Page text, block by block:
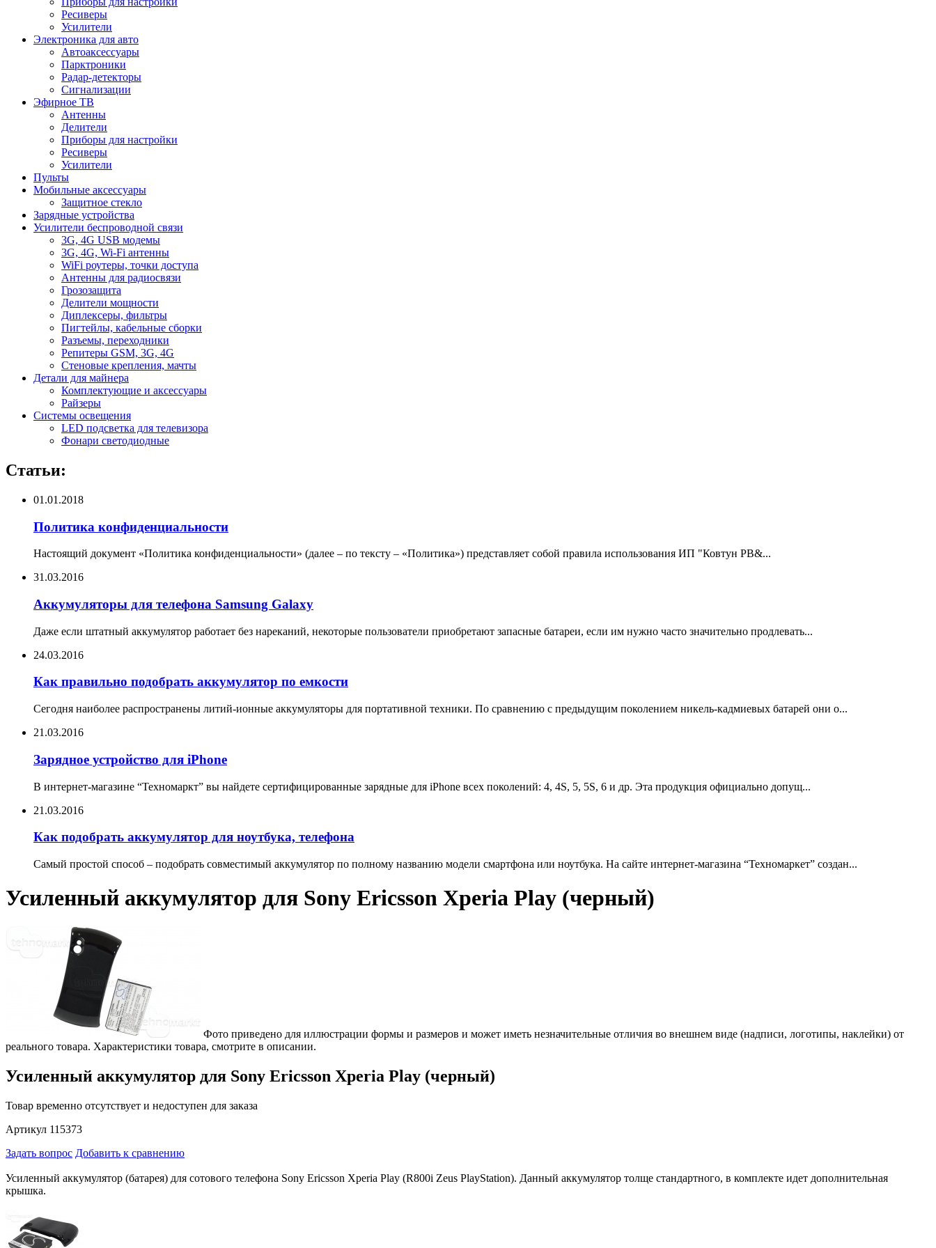
Ресиверы
Усилители
Электроника для авто
Автоаксессуары
Парктроники
Радар-детекторы
Сигнализации
Эфирное ТВ
Антенны
Делители
Приборы для настройки
Ресиверы
Усилители
Пульты
Мобильные аксессуары
Защитное стекло
Зарядные устройства
Усилители беспроводной связи
3G, 4G USB модемы
3G, 4G, Wi-Fi антенны
WiFi роутеры, точки доступа
Антенны для радиосвязи
Грозозащита
Делители мощности
Диплексеры, фильтры
Пигтейлы, кабельные сборки
Разъемы, переходники
Репитеры GSM, 3G, 4G
Стеновые крепления, мачты
Детали для майнера
Комплектующие и аксессуары
Райзеры
Системы освещения
LED подсветка для телевизора
Фонари светодиодные
Статьи:
01.01.2018
Политика конфиденциальности
Настоящий документ «Политика конфиденциальности» (далее – по тексту – «Политика») представляет собой правила использования ИП "Ковтун РВ&...
31.03.2016
Аккумуляторы для телефона Samsung Galaxy
Даже если штатный аккумулятор работает без нареканий, некоторые пользователи приобретают запасные батареи, если им нужно часто значительно продлевать...
24.03.2016
Как правильно подобрать аккумулятор по емкости
Сегодня наиболее распространены литий-ионные аккумуляторы для портативной техники. По сравнению с предыдущим поколением никель-кадмиевых батарей они о...
21.03.2016
Зарядное устройство для iPhone
В интернет-магазине “Техномаркт” вы найдете сертифицированные зарядные для iPhone всех поколений: 4, 4S, 5, 5S, 6 и др. Эта продукция официально допущ...
21.03.2016
Как подобрать аккумулятор для ноутбука, телефона
Самый простой способ – подобрать совместимый аккумулятор по полному названию модели смартфона или ноутбука. На сайте интернет-магазина “Техномаркет” создан...
Усиленный аккумулятор для Sony Ericsson Xperia Play (черный)
Фото приведено для иллюстрации формы и размеров и может иметь незначительные отличия во внешнем виде (надписи, логотипы, наклейки) от
реального товара. Характеристики товара, смотрите в описании.
Усиленный аккумулятор для Sony Ericsson Xperia Play (черный)
Товар временно отсутствует и недоступен для заказа
Артикул 115373
Задать вопрос Добавить к сравнению
Усиленный аккумулятор (батарея) для сотового телефона Sony Ericsson Xperia Play (R800i Zeus PlayStation). Данный аккумулятор толще стандартного, в комплекте идет дополнительная
крышка.